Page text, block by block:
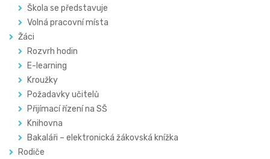
Škola se představuje
Volná pracovní místa
Žáci
Rozvrh hodin
E-learning
Kroužky
Požadavky učitelů
Přijímací řízení na SŠ
Knihovna
Bakaláři – elektronická žákovská knížka
Rodiče